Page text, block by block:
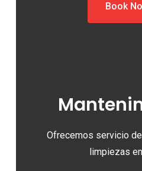
Book
Ofrecemos servicio
limpiezas